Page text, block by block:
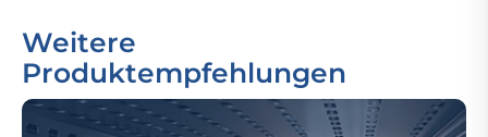
Weitere
Produktempfehlungen